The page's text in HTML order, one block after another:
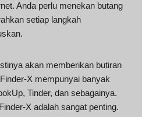
Anda perlu menekan butang
setiap langkah
akan memberikan butiran
X mempunyai banyak
Tinder, dan sebagainya.
X adalah sangat penting.